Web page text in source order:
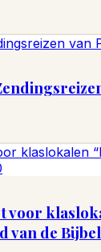
voor
van de